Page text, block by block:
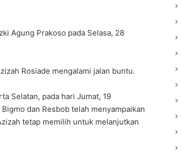
Agung Prakoso pada Selasa, 28
Rosiade mengalami jalan buntu.
Selatan, pada hari Jumat, 19
dan Resbob telah menyampaikan
tetap memilih untuk melanjutkan